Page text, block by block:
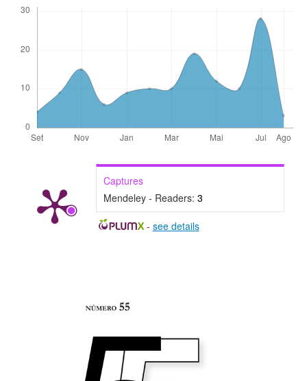
Captures
Mendeley - Readers: 3
- see details